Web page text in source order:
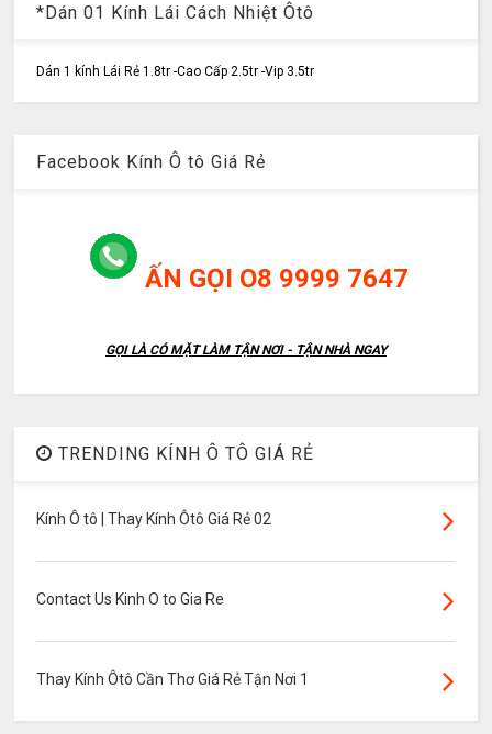
*Dán 01 Kính Lái Cách Nhiệt Ôtô
Dán 1 kính Lái Rẻ 1.8tr -Cao Cấp 2.5tr -Vip 3.5tr
Facebook Kính Ô tô Giá Rẻ
ẤN GỌI O8 9999 7647
GỌI LÀ CÓ MẶT LÀM TẬN NƠI - TẬN NHÀ NGAY
TRENDING KÍNH Ô TÔ GIÁ RẺ
Kính Ô tô | Thay Kính Ôtô Giá Rẻ 02
Contact Us Kinh O to Gia Re
Thay Kính Ôtô Cần Thơ Giá Rẻ Tận Nơi 1